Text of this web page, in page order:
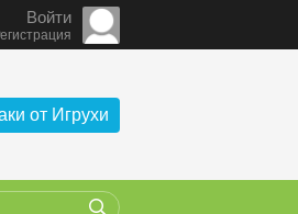
Войти
от Игрухи